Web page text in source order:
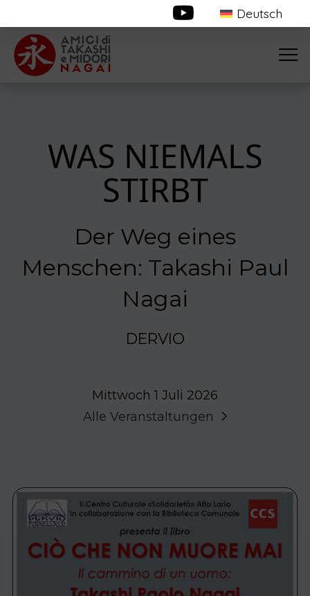
Deutsch
WAS NIEMALS
STIRBT
Der Weg eines
Menschen: Takashi Paul
Nagai
DERVIO
Mittwoch 1 Juli 2026
Alle Veranstaltungen